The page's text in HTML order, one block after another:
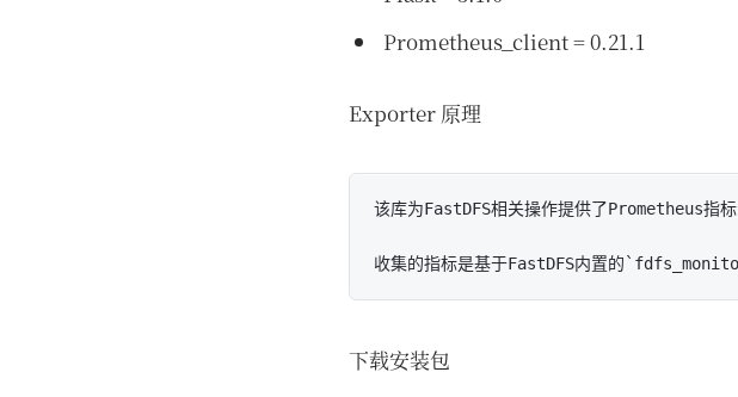
Prometheus_client = 0.21.1
Exporter 原理
该库为FastDFS相关操作提供了Prometheus指标
下载安装包